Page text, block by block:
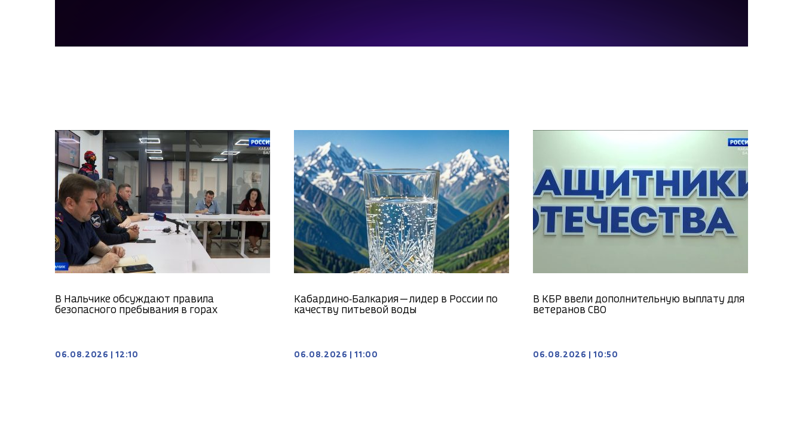
В Нальчике обсуждают правила
безопасного пребывания в горах
06.08.2026 12:10
Кабардино‑Балкария — лидер в России по
качеству питьевой воды
06.08.2026 11:00
В КБР ввели дополнительную выплату для
ветеранов СВО
06.08.2026 10:50